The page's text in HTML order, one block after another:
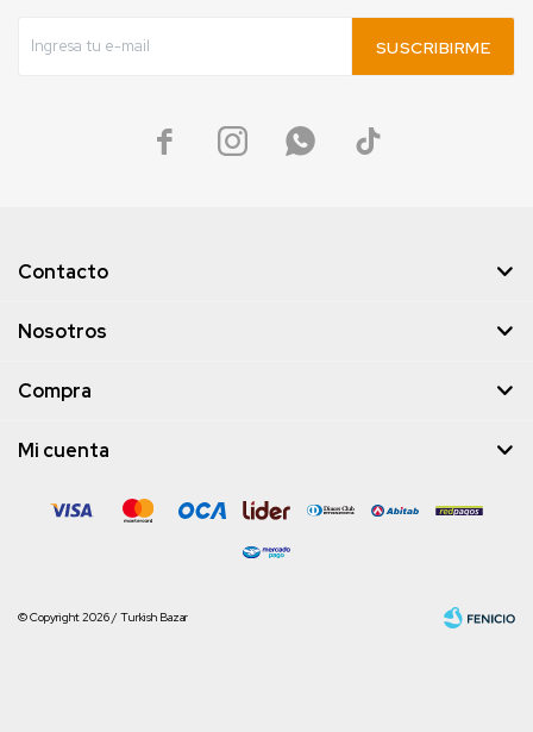
SUSCRIBIRME
   
Contacto
Nosotros
Compra
Mi cuenta
© Copyright 2026 / Turkish Bazar